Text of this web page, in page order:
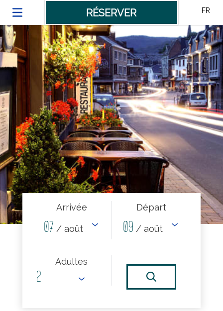
RÉSERVER FR
Arrivée
07 / août
Départ
09 / août
Adultes